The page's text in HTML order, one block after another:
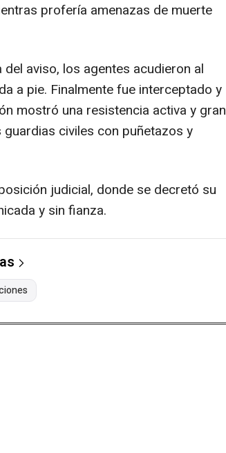
profería amenazas de muerte
aviso, los agentes acudieron al
a pie. Finalmente fue interceptado y
mostró una resistencia activa y gran
civiles con puñetazos y
judicial, donde se decretó su
y sin fianza.